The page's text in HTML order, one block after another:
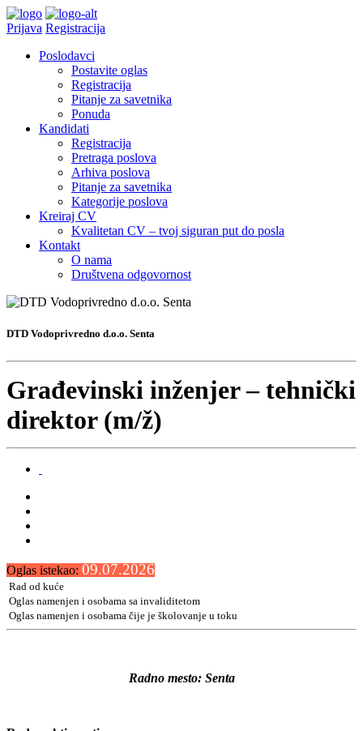
Prijava Registracija
Poslodavci
Postavite oglas
Registracija
Pitanje za savetnika
Ponuda
Kandidati
Registracija
Pretraga poslova
Arhiva poslova
Pitanje za savetnika
Kategorije poslova
Kreiraj CV
Kvalitetan CV – tvoj siguran put do posla
Kontakt
O nama
Društvena odgovornost
DTD Vodoprivredno d.o.o. Senta
Građevinski inženjer – tehnički
direktor (m/ž)
Oglas istekao: 09.07.2026
Rad od kuće
Oglas namenjen i osobama sa invaliditetom
Oglas namenjen i osobama čije je školovanje u toku
Radno mesto: Senta